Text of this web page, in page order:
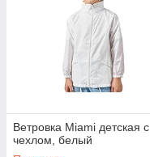
Ветровка Miami детская с
чехлом, белый